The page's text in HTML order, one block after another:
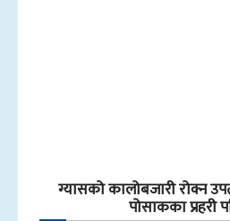
ग्यासको कालोबजारी रोक्न
पोसाकका प्रहरी